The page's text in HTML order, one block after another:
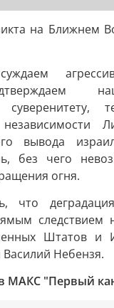
на Ближнем
суверенитету,
вывода
без чего
огня.
что
следствием
Штатов и
Небензя.
МАКС "Первый